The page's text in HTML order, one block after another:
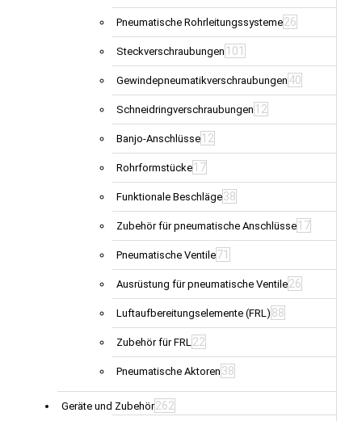
Pneumatische Rohrleitungssysteme26
Steckverschraubungen 101
Gewindepneumatikverschraubungen 40
Schneidringverschraubungen 12
Banjo-Anschlüsse 12
Rohrformstücke 17
Funktionale Beschläge38
Zubehör für pneumatische Anschlüsse 17
Pneumatische Ventile71
Ausrüstung für pneumatische Ventile26
Luftaufbereitungselemente (FRL) 88
Zubehör für FRL 22
Pneumatische Aktoren 38
Geräte und Zubehör262